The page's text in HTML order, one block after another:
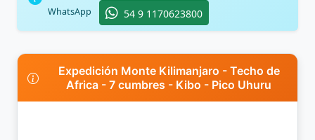
WhatsApp
54 9 1170623800
Expedición Monte Kilimanjaro - Techo de
Africa - 7 cumbres - Kibo - Pico Uhuru